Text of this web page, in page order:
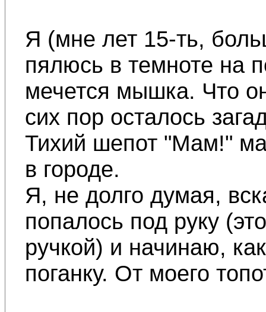
Я (мне лет 15-ть,
пялюсь в темноте на
мечется мышка. Что
сих пор осталось
Тихий шепот "Мам!"
в городе.
Я, не долго думая,
попалось под руку
ручкой) и начинаю,
поганку. От моего